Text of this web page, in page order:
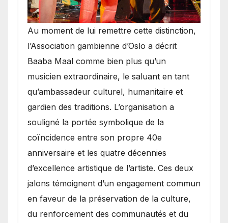
​Au moment de lui remettre cette distinction,
l’Association gambienne d’Oslo a décrit
Baaba Maal comme bien plus qu’un
musicien extraordinaire, le saluant en tant
qu’ambassadeur culturel, humanitaire et
gardien des traditions. L’organisation a
souligné la portée symbolique de la
coïncidence entre son propre 40e
anniversaire et les quatre décennies
d’excellence artistique de l’artiste. Ces deux
jalons témoignent d’un engagement commun
en faveur de la préservation de la culture,
du renforcement des communautés et du